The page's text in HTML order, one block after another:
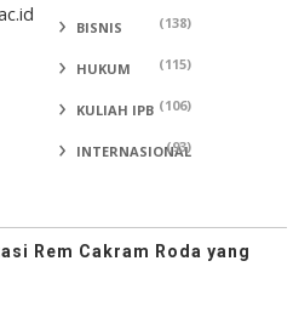
BISNIS (138)
HUKUM (115)
KULIAH IPB (106)
INTERNASIONAL
(93)
Rem Cakram Roda yang